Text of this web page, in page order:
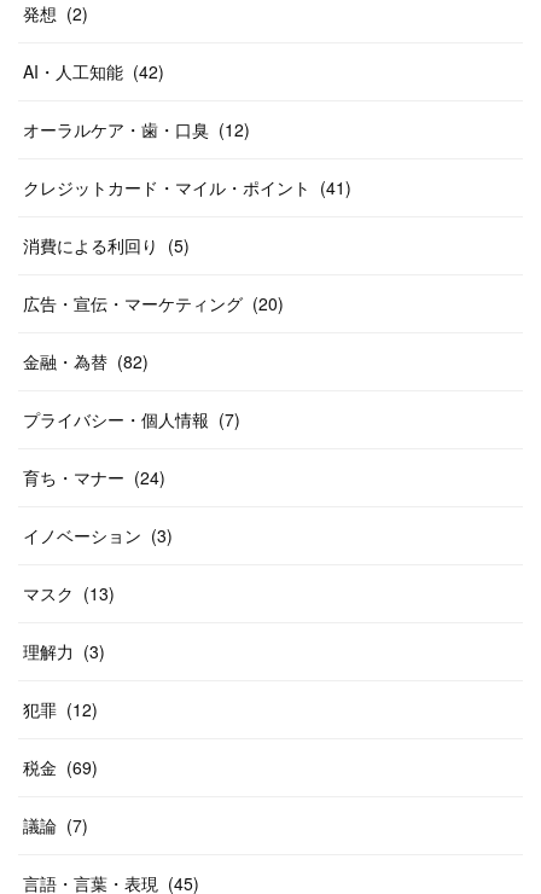
発想 (2)
AI・人工知能 (42)
オーラルケア・歯・口臭 (12)
クレジットカード・マイル・ポイント (41)
消費による利回り (5)
広告・宣伝・マーケティング (20)
金融・為替 (82)
プライバシー・個人情報 (7)
育ち・マナー (24)
イノベーション (3)
マスク (13)
理解力 (3)
犯罪 (12)
税金 (69)
議論 (7)
言語・言葉・表現 (45)